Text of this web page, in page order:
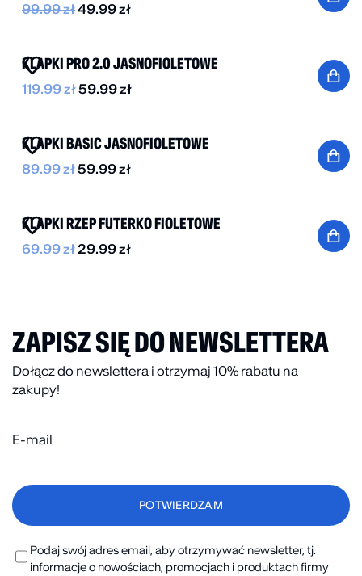
99.99zł49.99zł
KLAPKI PRO 2.0 JASNOFIOLETOWE
119.99zł59.99zł
KLAPKI BASIC JASNOFIOLETOWE
89.99zł59.99zł
KLAPKI RZEP FUTERKO FIOLETOWE
69.99zł29.99zł
ZAPISZ SIĘ DO NEWSLETTERA
Dołącz do newslettera i otrzymaj 10% rabatu na
zakupy!
Podaj swój adres email, aby otrzymywać newsletter, tj.
informacje o nowościach, promocjach i produktach firmy